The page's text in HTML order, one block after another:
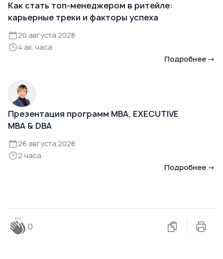
Как стать топ-менеджером в ритейле:
карьерные треки и факторы успеха
20 августа 2026
4 ак. часа
Подробнее →
Презентация программ MBA, EXECUTIVE
MBA & DBA
26 августа 2026
2 часа
Подробнее →
0